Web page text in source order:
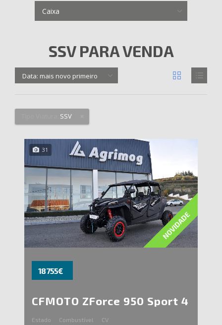
Caixa
SSV PARA VENDA
Data: mais novo primeiro
SSV
NOVIDADE
31
18 755€
CFMOTO ZForce 950 Sport 4
Estado Combustível CV